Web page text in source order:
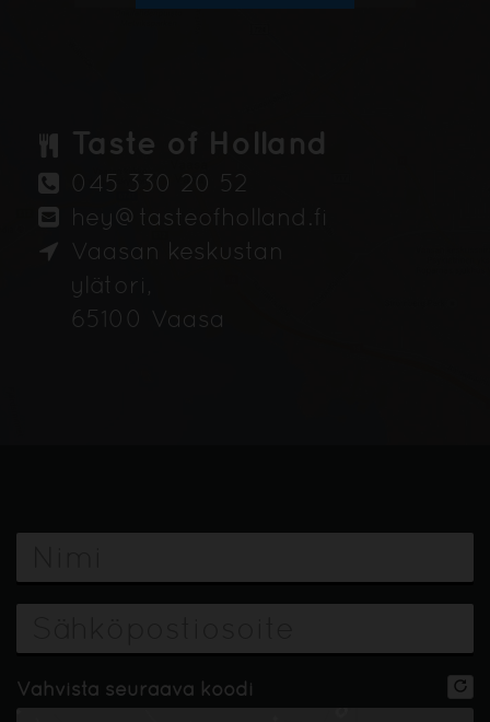
Taste of Holland
045 330 20 52
hey@tasteofholland.fi
Vaasan keskustan
ylätori,
65100 Vaasa
Vahvista seuraava koodi